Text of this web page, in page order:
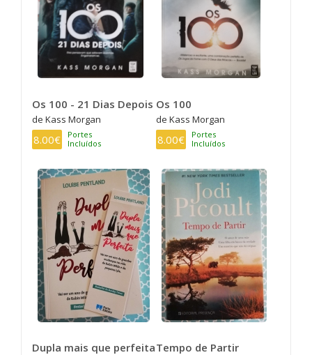
Os 100 - 21 Dias Depois
de Kass Morgan
8.00€
Portes
Incluídos
Os 100
de Kass Morgan
8.00€
Portes
Incluídos
Dupla mais que perfeitaTempo de Partir